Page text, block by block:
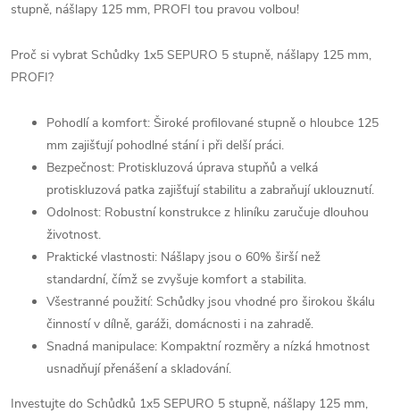
stupně, nášlapy 125 mm, PROFI tou pravou volbou!
Proč si vybrat Schůdky 1x5 SEPURO 5 stupně, nášlapy 125 mm,
PROFI?
Pohodlí a komfort: Široké profilované stupně o hloubce 125
mm zajišťují pohodlné stání i při delší práci.
Bezpečnost: Protiskluzová úprava stupňů a velká
protiskluzová patka zajišťují stabilitu a zabraňují uklouznutí.
Odolnost: Robustní konstrukce z hliníku zaručuje dlouhou
životnost.
Praktické vlastnosti: Nášlapy jsou o 60% širší než
standardní, čímž se zvyšuje komfort a stabilita.
Všestranné použití: Schůdky jsou vhodné pro širokou škálu
činností v dílně, garáži, domácnosti i na zahradě.
Snadná manipulace: Kompaktní rozměry a nízká hmotnost
usnadňují přenášení a skladování.
Investujte do Schůdků 1x5 SEPURO 5 stupně, nášlapy 125 mm,